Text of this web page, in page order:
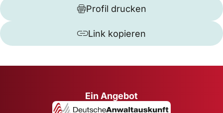
Profil drucken
Link kopieren
Ein Angebot